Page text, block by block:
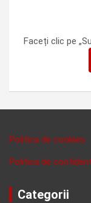
Faceți clic pe
Politica de cookies
Politica de
Categorii